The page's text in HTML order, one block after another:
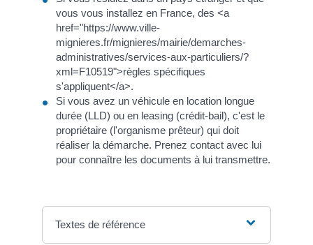
vous vous installez en France, des <a
href="https://www.ville-
mignieres.fr/mignieres/mairie/demarches-
administratives/services-aux-particuliers/?
xml=F10519">règles spécifiques
s'appliquent</a>.
Si vous avez un véhicule en location longue
durée (LLD) ou en leasing (crédit-bail), c'est le
propriétaire (l'organisme prêteur) qui doit
réaliser la démarche. Prenez contact avec lui
pour connaître les documents à lui transmettre.
Textes de référence